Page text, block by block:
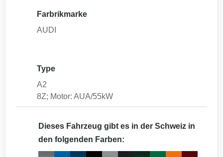
Farbrikmarke
AUDI
Type
A2
8Z; Motor: AUA/55kW
Dieses Fahrzeug gibt es in der Schweiz in
den folgenden Farben: